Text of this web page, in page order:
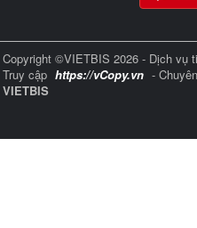
Copyright ©VIETBIS 2026 - Dịch vụ
Truy cập https://vCopy.vn -
VIETBIS